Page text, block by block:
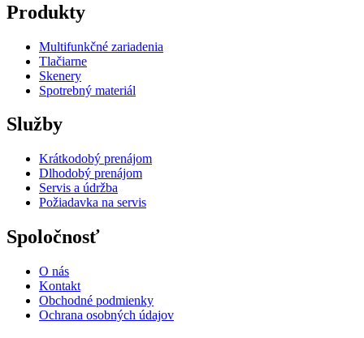
Produkty
Multifunkčné zariadenia
Tlačiarne
Skenery
Spotrebný materiál
Služby
Krátkodobý prenájom
Dlhodobý prenájom
Servis a údržba
Požiadavka na servis
Spoločnosť
O nás
Kontakt
Obchodné podmienky
Ochrana osobných údajov